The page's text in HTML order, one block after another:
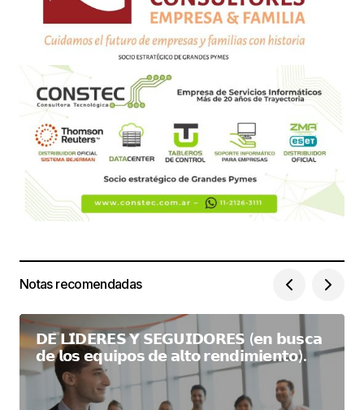
Notas recomendadas
𝗗𝗘 𝗟𝗜́𝗗𝗘𝗥𝗘𝗦 𝗬 𝗦𝗘𝗚𝗨𝗜𝗗𝗢𝗥𝗘𝗦 (𝗲𝗻 𝗯𝘂𝘀𝗰𝗮
𝗱𝗲 𝗹𝗼𝘀 𝗲𝗾𝘂𝗶𝗽𝗼𝘀 𝗱𝗲 𝗮𝗹𝘁𝗼 𝗿𝗲𝗻𝗱𝗶𝗺𝗶𝗲𝗻𝘁𝗼).